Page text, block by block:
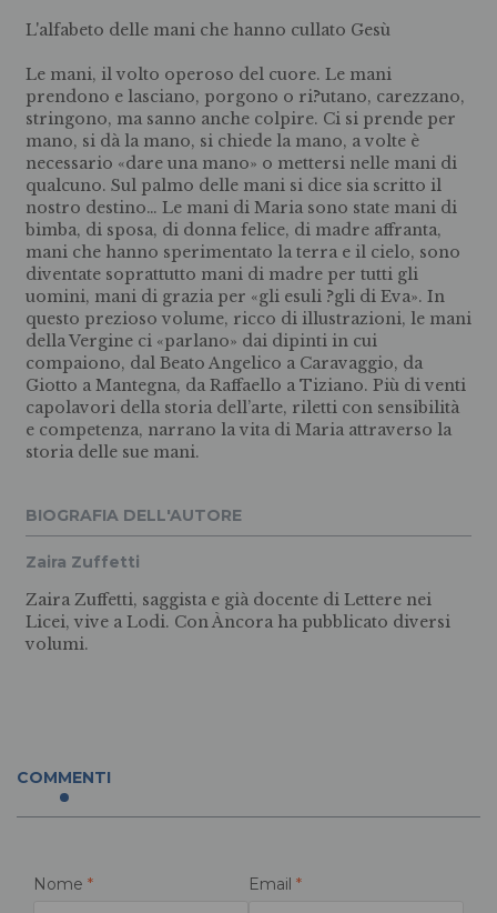
L'alfabeto delle mani che hanno cullato Gesù
Le mani, il volto operoso del cuore. Le mani
prendono e lasciano, porgono o ri?utano, carezzano,
stringono, ma sanno anche colpire. Ci si prende per
mano, si dà la mano, si chiede la mano, a volte è
necessario «dare una mano» o mettersi nelle mani di
qualcuno. Sul palmo delle mani si dice sia scritto il
nostro destino… Le mani di Maria sono state mani di
bimba, di sposa, di donna felice, di madre affranta,
mani che hanno sperimentato la terra e il cielo, sono
diventate soprattutto mani di madre per tutti gli
uomini, mani di grazia per «gli esuli ?gli di Eva». In
questo prezioso volume, ricco di illustrazioni, le mani
della Vergine ci «parlano» dai dipinti in cui
compaiono, dal Beato Angelico a Caravaggio, da
Giotto a Mantegna, da Raffaello a Tiziano. Più di venti
capolavori della storia dell’arte, riletti con sensibilità
e competenza, narrano la vita di Maria attraverso la
storia delle sue mani.
BIOGRAFIA DELL'AUTORE
Zaira Zuffetti
Zaira Zuffetti, saggista e già docente di Lettere nei
Licei, vive a Lodi. Con Àncora ha pubblicato diversi
volumi.
COMMENTI
Nome * Email *